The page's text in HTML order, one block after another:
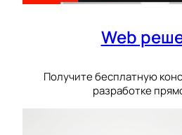
Web
Получите бесплатную
разработке